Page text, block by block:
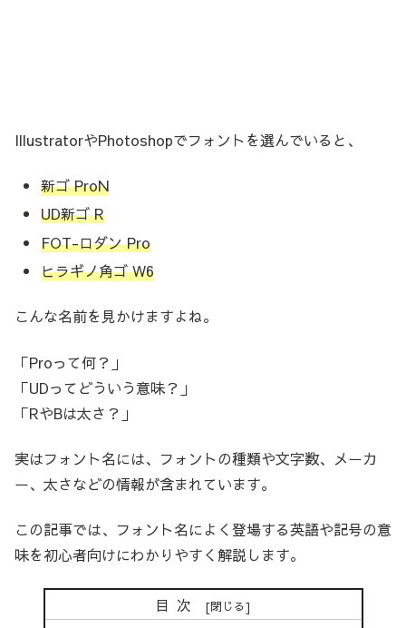
IllustratorやPhotoshopでフォントを選んでいると、
新ゴ ProN
UD新ゴ R
FOT-ロダン Pro
ヒラギノ角ゴ W6
こんな名前を見かけますよね。
「Proって何？」
「UDってどういう意味？」
「RやBは太さ？」
実はフォント名には、フォントの種類や文字数、メーカ
ー、太さなどの情報が含まれています。
この記事では、フォント名によく登場する英語や記号の意
味を初心者向けにわかりやすく解説します。
目次